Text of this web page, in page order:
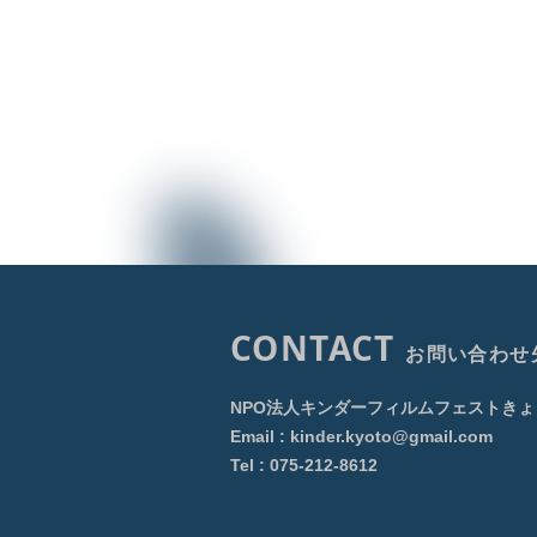
CONTACT お問い合わせ
NPO法人キンダーフィルムフェストき
Email : kinder.kyoto@gmail.com
Tel : 075-212-8612